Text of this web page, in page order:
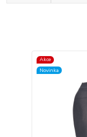
Akce
Novinka